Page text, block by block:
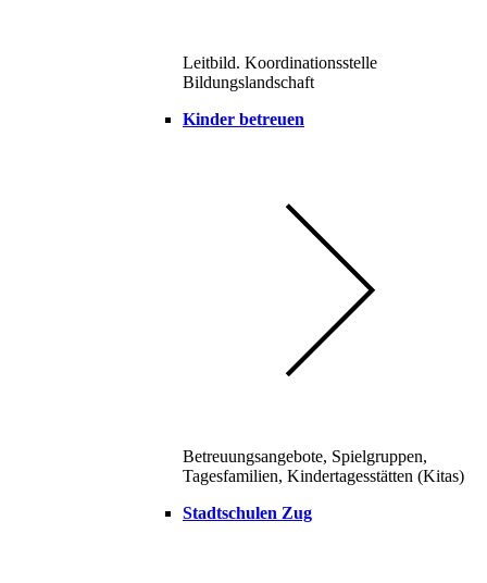
Leitbild. Koordinationsstelle
Bildungslandschaft
Kinder betreuen
Betreuungsangebote, Spielgruppen,
Tagesfamilien, Kindertagesstätten (Kitas)
Stadtschulen Zug